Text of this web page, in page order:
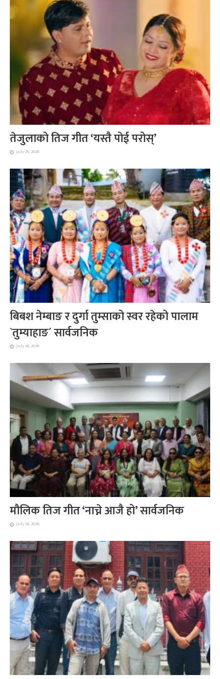
तेजुलाको तिज गीत ‘यस्तै पोई परोस्’
July 29, 2026
बिबश नेम्बाङ र दुर्गा तुम्साको स्वर रहेको पालाम
`तुम्याहाङ´ सार्वजनिक
July 28, 2026
मौलिक तिज गीत ‘नाच्ने आजै हो’ सार्वजनिक
July 26, 2026